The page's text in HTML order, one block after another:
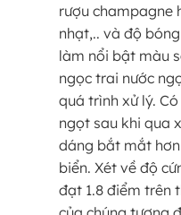
rượu champagne
nhạt,.. và độ
làm nổi bật màu
ngọc trai nước
quá trình xử lý.
ngọt sau khi qua
dáng bắt mắt
biển. Xét về độ
đạt 1.8 điểm trên